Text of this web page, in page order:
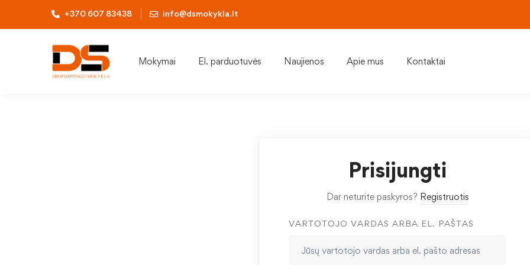
+370 607 83438 info@dsmokykla.lt
Mokymai El. parduotuvės Naujienos Apie mus Kontaktai
Prisijungti
Dar neturite paskyros? Registruotis
VARTOTOJO VARDAS ARBA EL. PAŠTAS